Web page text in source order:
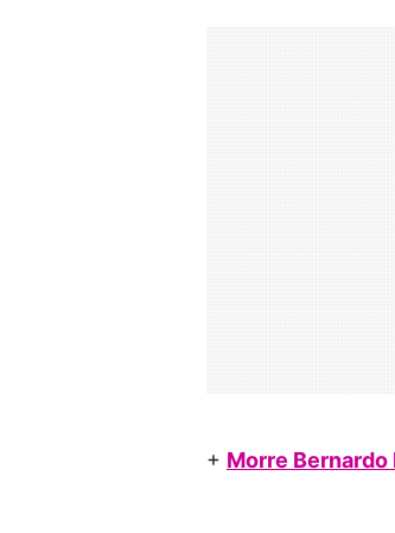
+ Morre Bernardo